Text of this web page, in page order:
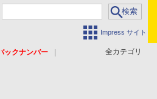
Impress サイト
全カテゴリ
ックナンバー